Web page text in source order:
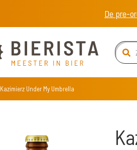
De pre-
Kazimierz Under My Umbrella